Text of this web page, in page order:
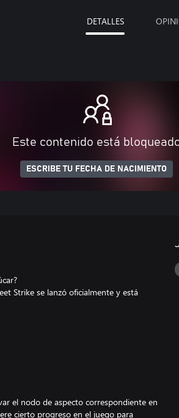
DETALLES
Este contenido está
ESCRIBE TU FECHA DE NACIMIENTO
Strike se lanzó oficialmente y está
el nodo de aspecto correspondiente en
cierto progreso en el juego para